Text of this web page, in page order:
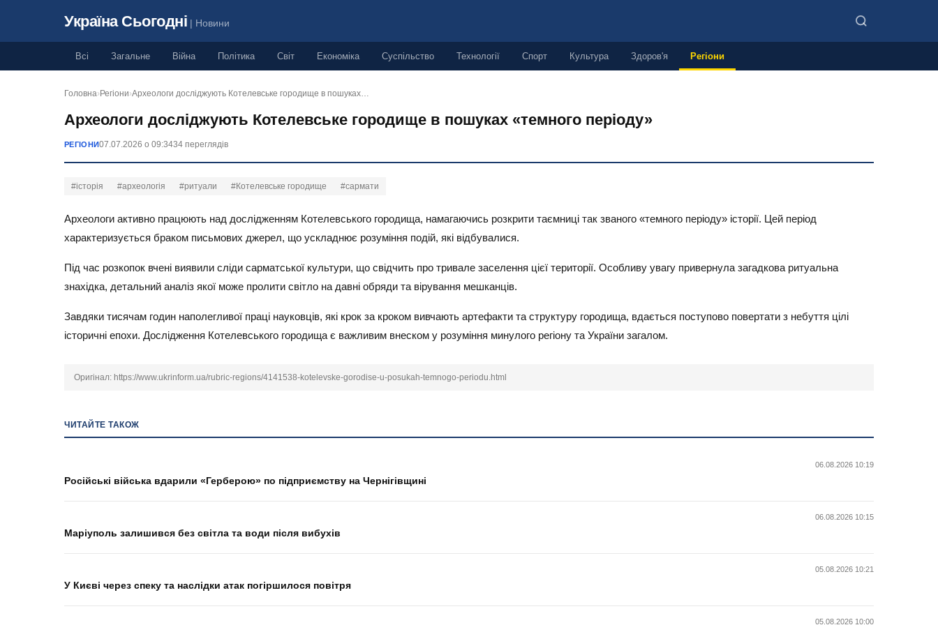
Україна Сьогодні | Новини
Всі Загальне Війна Політика Світ Економіка Суспільство Технології Спорт Культура Здоров'я Регіони
Головна› Регіони›Археологи досліджують Котелевське городище в пошуках…
Археологи досліджують Котелевське городище в пошуках «темного періоду»
РЕГІОНИ07.07.2026 о 09:3434 переглядів
#історія #археологія #ритуали #Котелевське городище #сармати
Археологи активно працюють над дослідженням Котелевського городища, намагаючись розкрити таємниці так званого «темного періоду» історії. Цей період
характеризується браком письмових джерел, що ускладнює розуміння подій, які відбувалися.
Під час розкопок вчені виявили сліди сарматської культури, що свідчить про тривале заселення цієї території. Особливу увагу привернула загадкова ритуальна
знахідка, детальний аналіз якої може пролити світло на давні обряди та вірування мешканців.
Завдяки тисячам годин наполегливої праці науковців, які крок за кроком вивчають артефакти та структуру городища, вдається поступово повертати з небуття цілі
історичні епохи. Дослідження Котелевського городища є важливим внеском у розуміння минулого регіону та України загалом.
Оригінал: https://www.ukrinform.ua/rubric-regions/4141538-kotelevske-gorodise-u-posukah-temnogo-periodu.html
ЧИТАЙТЕ ТАКОЖ
06.08.2026 10:19
Російські війська вдарили «Герберою» по підприємству на Чернігівщині
06.08.2026 10:15
Маріуполь залишився без світла та води після вибухів
05.08.2026 10:21
У Києві через спеку та наслідки атак погіршилося повітря
05.08.2026 10:00